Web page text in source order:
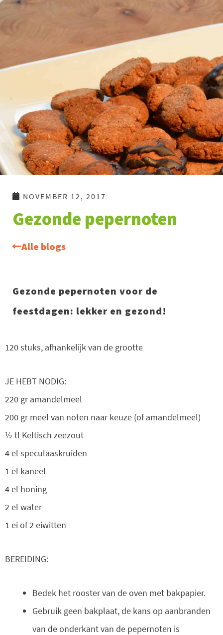
naar
inhoud
NOVEMBER 12, 2017
Gezonde pepernoten
Alle blogs
Gezonde pepernoten voor de
feestdagen: lekker en gezond!
120 stuks, afhankelijk van de grootte
JE HEBT NODIG:
220 gr amandelmeel
200 gr meel van noten naar keuze (of amandelmeel)
½ tl Keltisch zeezout
4 el speculaaskruiden
1 el kaneel
4 el honing
2 el water
1 ei of 2 eiwitten
BEREIDING:
Bedek het rooster van de oven met bakpapier.
Gebruik geen bakplaat, de kans op aanbranden
van de onderkant van de pepernoten is